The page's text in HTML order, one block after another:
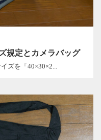
規定とカメラバッグ
ズを「40×30×2...